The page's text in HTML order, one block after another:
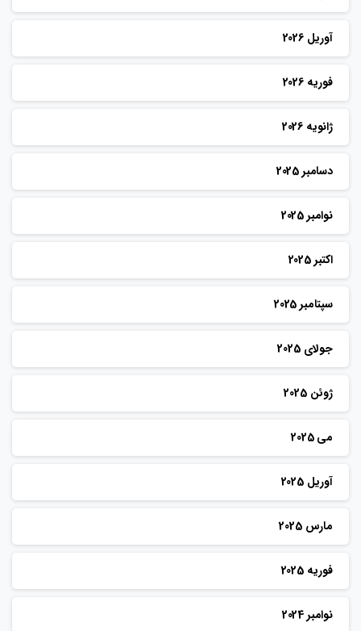
آوریل 2026
فوریه 2026
ژانویه 2026
دسامبر 2025
نوامبر 2025
اکتبر 2025
سپتامبر 2025
جولای 2025
ژوئن 2025
می 2025
آوریل 2025
مارس 2025
فوریه 2025
نوامبر 2024